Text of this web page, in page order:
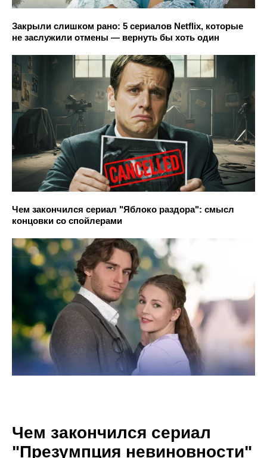
Закрыли слишком рано: 5 сериалов Netflix, которые
не заслужили отмены — вернуть бы хоть один
Чем закончился сериал "Яблоко раздора": смысл
концовки со спойлерами
Чем закончился сериал
"Презумпция невиновности"